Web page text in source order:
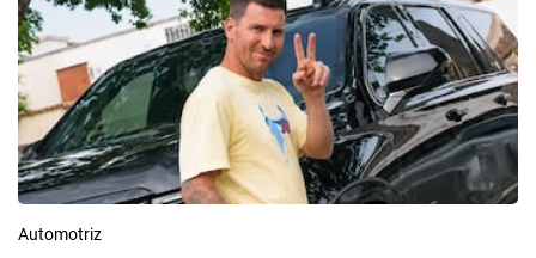
Automotriz